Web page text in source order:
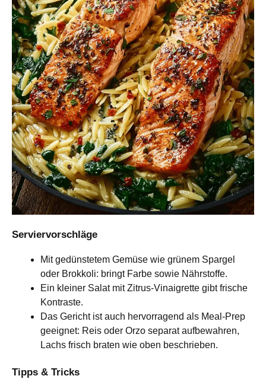
Serviervorschläge
Mit gedünstetem Gemüse wie grünem Spargel
oder Brokkoli: bringt Farbe sowie Nährstoffe.
Ein kleiner Salat mit Zitrus-Vinaigrette gibt frische
Kontraste.
Das Gericht ist auch hervorragend als Meal-Prep
geeignet: Reis oder Orzo separat aufbewahren,
Lachs frisch braten wie oben beschrieben.
Tipps & Tricks